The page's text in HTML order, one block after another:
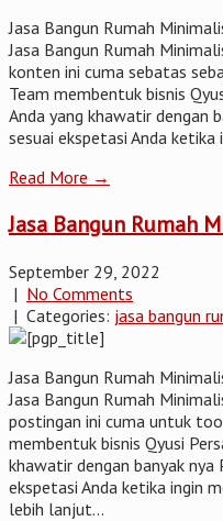
Jasa Bangun Rumah
Jasa Bangun Rumah
konten ini cuma sebatas
Team membentuk bisnis
Anda yang khawatir dengan
sesuai ekspetasi Anda ketika
Read More →
Jasa Bangun Rumah
September 29, 2022
| No Comments
| Categories: jasa bangun
Jasa Bangun Rumah
Jasa Bangun Rumah
postingan ini cuma untuk
membentuk bisnis Qyusi
khawatir dengan banyak nya
ekspetasi Anda ketika ingin
lebih lanjut...